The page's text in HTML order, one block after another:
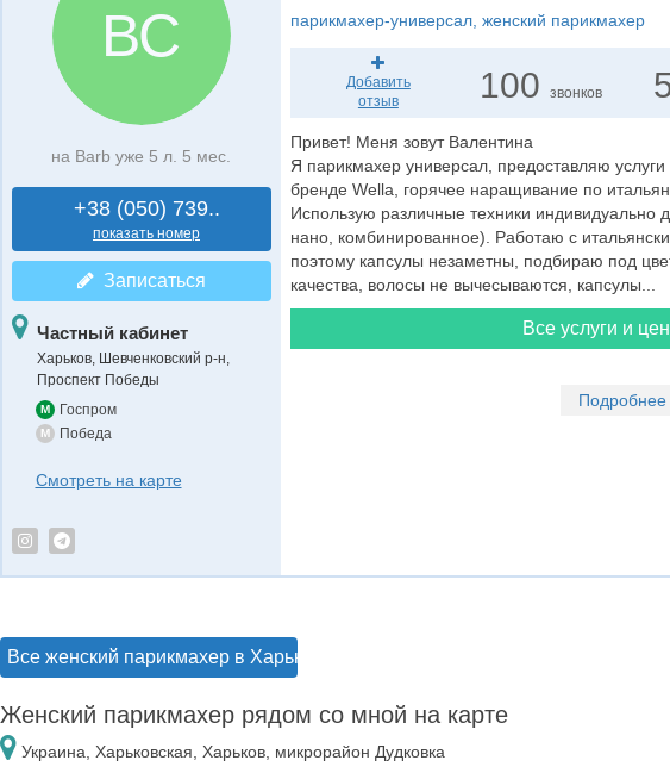
ВС
на Barb уже 5 л. 5 мес.
+38 (050) 739..
показать номер
Записаться
Частный кабинет
Харьков, Шевченковский р-н,
Проспект Победы
M Госпром
M Победа
Смотреть на карте
парикмахер-универсал, женский парикмахер
Добавить
отзыв
100звонков
Привет! Меня зовут Валентина
Я парикмахер универсал, предоставляю
бренде Wella, горячее наращивание по
Использую различные техники индивидуально
нано, комбинированное). Работаю с
поэтому капсулы незаметны, подбираю под
качества, волосы не вычесываются, капсулы...
Все услуги и
Подробнее
Все женский парикмахер в Харькове
Женский парикмахер рядом со мной на карте
Украина, Харьковская, Харьков, микрорайон Дудковка